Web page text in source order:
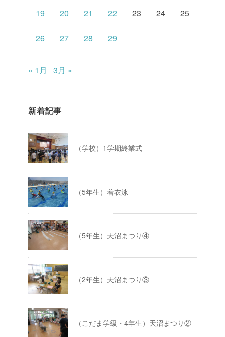
19 20 21 22 23 24 25
26 27 28 29
« 1月 3月 »
新着記事
（学校）1学期終業式
（5年生）着衣泳
（5年生）天沼まつり④
（2年生）天沼まつり③
（こだま学級・4年生）天沼まつり②